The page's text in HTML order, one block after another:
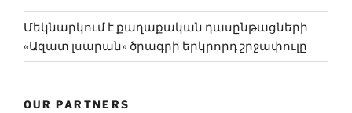
Մեկնարկում է քաղաքական դասընթացների
«Ազատ լսարան» ծրագրի երկրորդ շրջափուլը
OUR PARTNERS